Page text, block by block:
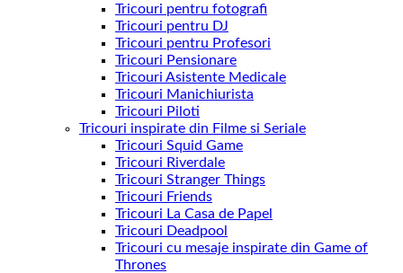
Tricouri pentru fotografi
Tricouri pentru DJ
Tricouri pentru Profesori
Tricouri Pensionare
Tricouri Asistente Medicale
Tricouri Manichiurista
Tricouri Piloti
Tricouri inspirate din Filme si Seriale
Tricouri Squid Game
Tricouri Riverdale
Tricouri Stranger Things
Tricouri Friends
Tricouri La Casa de Papel
Tricouri Deadpool
Tricouri cu mesaje inspirate din Game of
Thrones